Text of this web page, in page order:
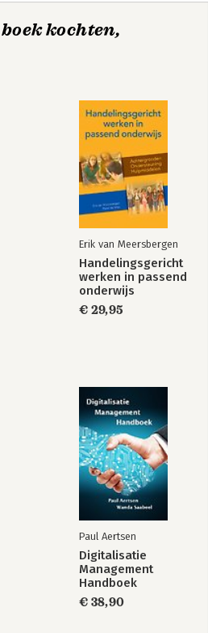
kochten,
Erik van Meersbergen
Handelingsgericht
werken in passend
onderwijs
€ 29,95
Paul Aertsen
Digitalisatie
Management
Handboek
€ 38,90